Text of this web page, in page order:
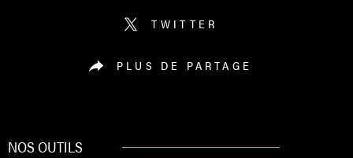
TWITTER
PLUS DE PARTAGE
NOS OUTILS